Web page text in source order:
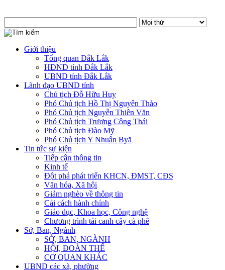
Giới thiệu
Tổng quan Đắk Lắk
HĐND tỉnh Đắk Lắk
UBND tỉnh Đắk Lắk
Lãnh đạo UBND tỉnh
Chủ tịch Đỗ Hữu Huy
Phó Chủ tịch Hồ Thị Nguyên Thảo
Phó Chủ tịch Nguyễn Thiên Văn
Phó Chủ tịch Trương Công Thái
Phó Chủ tịch Đào Mỹ
Phó Chủ tịch Y Nhuân Byă
Tin tức sự kiện
Tiếp cận thông tin
Kinh tế
Đột phá phát triển KHCN, ĐMST, CĐS
Văn hóa, Xã hội
Giảm nghèo về thông tin
Cải cách hành chính
Giáo dục, Khoa học, Công nghệ
Chương trình tái canh cây cà phê
Sở, Ban, Ngành
SỞ, BAN, NGÀNH
HỘI, ĐOÀN THỂ
CƠ QUAN KHÁC
UBND các xã, phường